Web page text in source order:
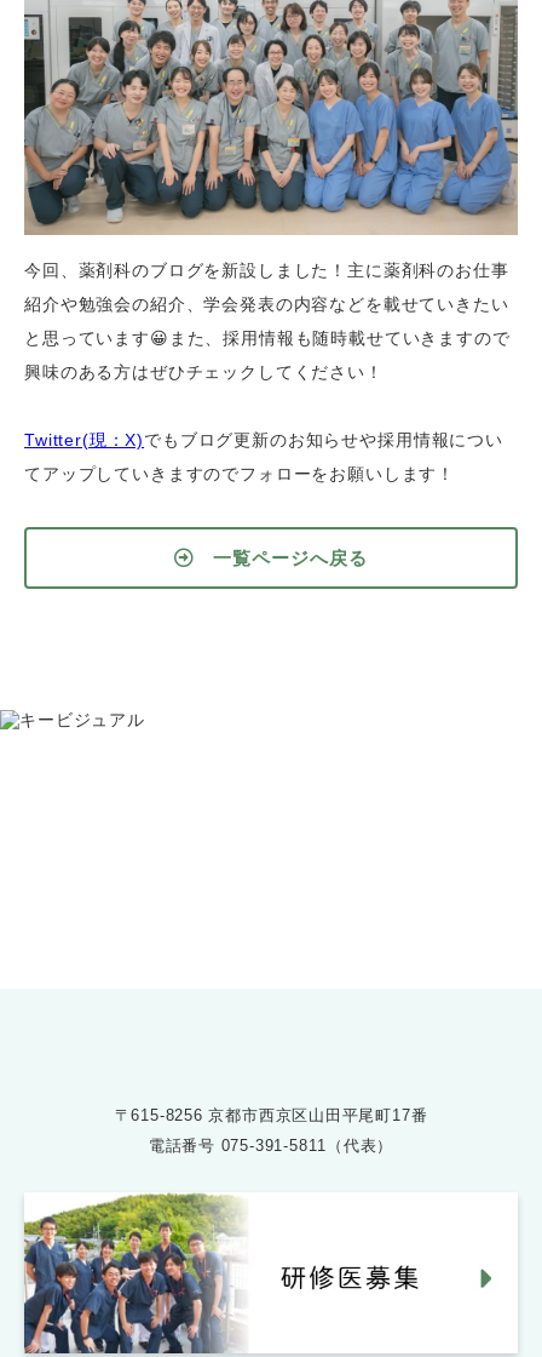
今回、薬剤科のブログを新設しました！主に薬剤科のお仕事
紹介や勉強会の紹介、学会発表の内容などを載せていきたい
と思っています😀また、採用情報も随時載せていきますので
興味のある方はぜひチェックしてください！
Twitter(現：X)でもブログ更新のお知らせや採用情報につい
てアップしていきますのでフォローをお願いします！
一覧ページへ戻る
〒615-8256 京都市西京区山田平尾町17番
電話番号 075-391-5811（代表）